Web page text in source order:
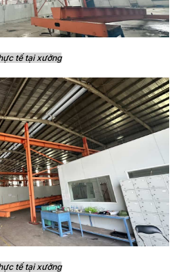
tế tại xưởng
tế tại xưởng